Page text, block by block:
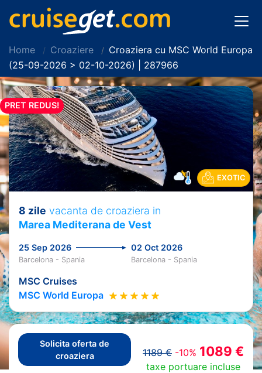
Home Croaziere
Croaziera cu MSC World Europa
(25-09-2026 > 02-10-2026) | 287966
PRET REDUS!
EXOTIC
8 zile vacanta de croaziera in
Marea Mediterana de Vest
25 Sep 2026 02 Oct 2026
Barcelona - Spania Barcelona - Spania
MSC Cruises
MSC World Europa
Solicita oferta de
croaziera
1189 € -10% 1089 €
taxe portuare incluse